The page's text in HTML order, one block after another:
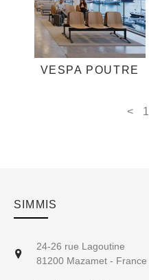
VESPA POUTRE
< 1
SIMMIS
24-26 rue Lagoutine
81200 Mazamet - France